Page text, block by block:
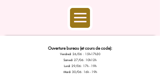
Ouverture bureau (et cours de code):
Vendredi 26/06 : 15h-17h30
Samedi 27/06: 10h12h
Lundi 29/06: 17h - 19h
Mardi 30/06: 16h - 19h